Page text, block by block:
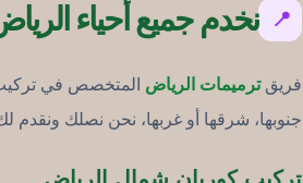
📍 نخدم جميع أحياء
فريقترميمات الرياض المتخصص في
جنوبها، شرقها أو غربها، نحن نصلك